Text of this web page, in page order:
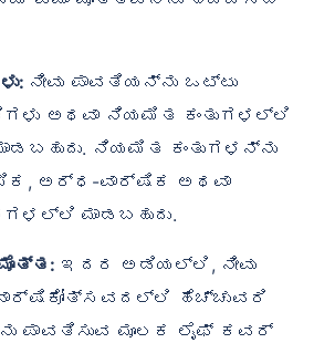
ನೀವು ಪಾವತಿಯನ್ನು ಒಟ್ಟು
ಅಥವಾ ನಿಯಮಿತ ಕಂತುಗಳಲ್ಲಿ
ನಿಯಮಿತ ಕಂತುಗಳನ್ನು
ಅರ್ಧ-ವಾರ್ಷಿಕ ಅಥವಾ
ಮಾಡಬಹುದು.
ಇದರ ಅಡಿಯಲ್ಲಿ, ನೀವು
ಹೆಚ್ಚುವರಿ
ಪಾವತಿಸುವ ಮೂಲಕ ಲೈಫ್ ಕವರ್